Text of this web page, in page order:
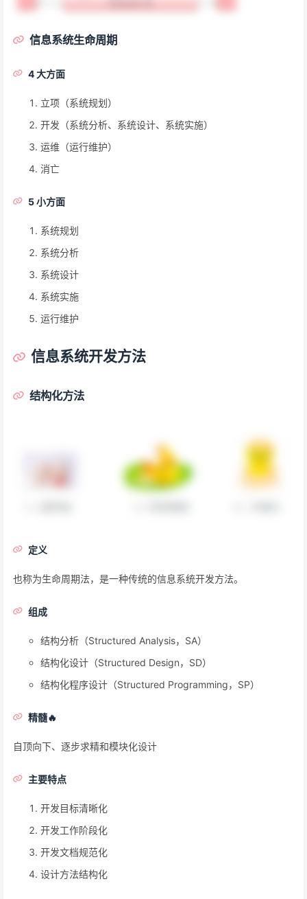
信息系统生命周期
4 大方面
立项（系统规划）
开发（系统分析、系统设计、系统实施）
运维（运行维护）
消亡
5 小方面
系统规划
系统分析
系统设计
系统实施
运行维护
信息系统开发方法
结构化方法
定义
也称为生命周期法，是一种传统的信息系统开发方法。
组成
结构分析（Structured Analysis，SA）
结构化设计（Structured Design，SD）
结构化程序设计（Structured Programming，SP）
精髓🔥
自顶向下、逐步求精和模块化设计
主要特点
开发目标清晰化
开发工作阶段化
开发文档规范化
设计方法结构化